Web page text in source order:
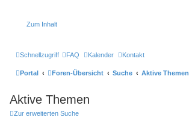
Zum Inhalt
Schnellzugriff FAQ Kalender Kontakt
Portal Foren-Übersicht Suche Aktive Themen
Aktive Themen
Zur erweiterten Suche